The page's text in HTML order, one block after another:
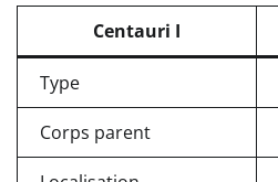
Centauri I
Type
Corps parent